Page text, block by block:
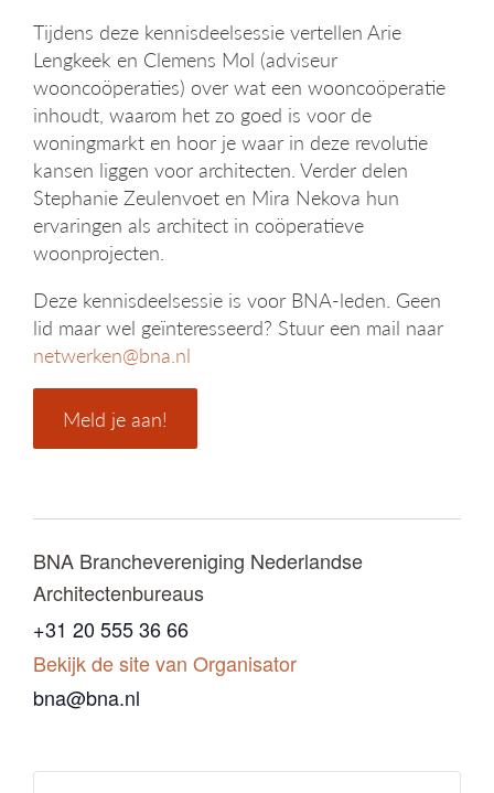
Tijdens deze kennisdeelsessie vertellen Arie
Lengkeek en Clemens Mol (adviseur
wooncoöperaties) over wat een wooncoöperatie
inhoudt, waarom het zo goed is voor de
woningmarkt en hoor je waar in deze revolutie
kansen liggen voor architecten. Verder delen
Stephanie Zeulenvoet en Mira Nekova hun
ervaringen als architect in coöperatieve
woonprojecten.
Deze kennisdeelsessie is voor BNA-leden. Geen
lid maar wel geïnteresseerd? Stuur een mail naar
netwerken@bna.nl
Meld je aan!
BNA Branchevereniging Nederlandse
Architectenbureaus
+31 20 555 36 66
Bekijk de site van Organisator
bna@bna.nl